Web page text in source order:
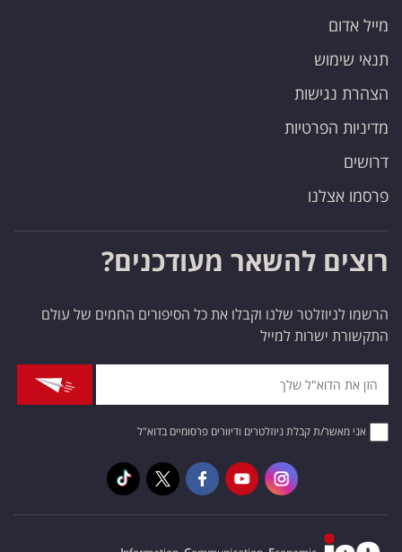
מייל אדום
תנאי שימוש
הצהרת נגישות
מדיניות הפרטיות
דרושים
פרסמו אצלנו
רוצים להשאר מעודכנים?
הרשמו לניוזלטר שלנו וקבלו את כל הסיפורים החמים של עולם
התקשורת ישרות למייל
אני מאשר/ת קבלת ניוזלטרים ודיוורים פרסומיים בדוא"ל